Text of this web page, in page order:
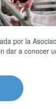
por la
dar a conocer